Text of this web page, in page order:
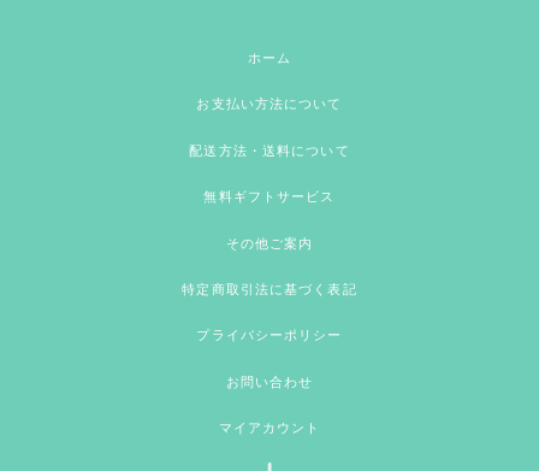
ホーム
お支払い方法について
配送方法・送料について
無料ギフトサービス
その他ご案内
特定商取引法に基づく表記
プライバシーポリシー
お問い合わせ
マイアカウント